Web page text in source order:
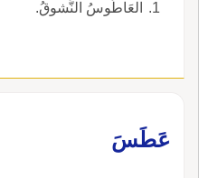
العَاطُوسُ النَّشوقُ.
عَطَسَ